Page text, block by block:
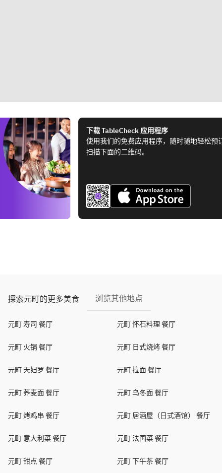
下载 TableCheck 应用程序
使用我们的免费应用程序，随时随地轻松预
扫描下面的二维码。
探索元町的更多美食 浏览其他地点
元町 寿司 餐厅 元町 怀石料理 餐厅
元町 火锅 餐厅 元町 日式烧烤 餐厅
元町 天妇罗 餐厅 元町 拉面 餐厅
元町 荞麦面 餐厅 元町 乌冬面 餐厅
元町 烤鸡串 餐厅 元町 居酒屋（日式酒馆） 餐厅
元町 意大利菜 餐厅 元町 法国菜 餐厅
元町 甜点 餐厅 元町 下午茶 餐厅